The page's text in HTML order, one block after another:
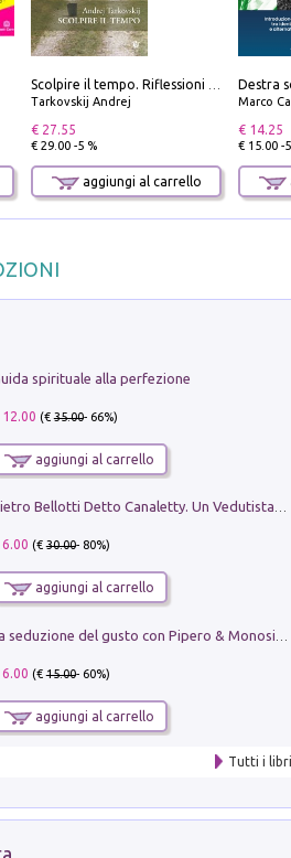
Scolpire il tempo. Riflessioni sul cinema.
Tarkovskij Andrej
€ 27.55
€ 29.00 -5 %
aggiungi al carrello
Marco
€ 14.25
€ 15.00 -
spirituale alla perfezione
12.00 (€35.00- 66%)
aggiungi al carrello
Pietro Bellotti Detto Canaletty. Un Vedutista Veneziano nella Francia dell'Ancien Régime
6.00 (€30.00- 80%)
aggiungi al carrello
6.00 (€15.00- 60%)
aggiungi al carrello
Tutti i libri